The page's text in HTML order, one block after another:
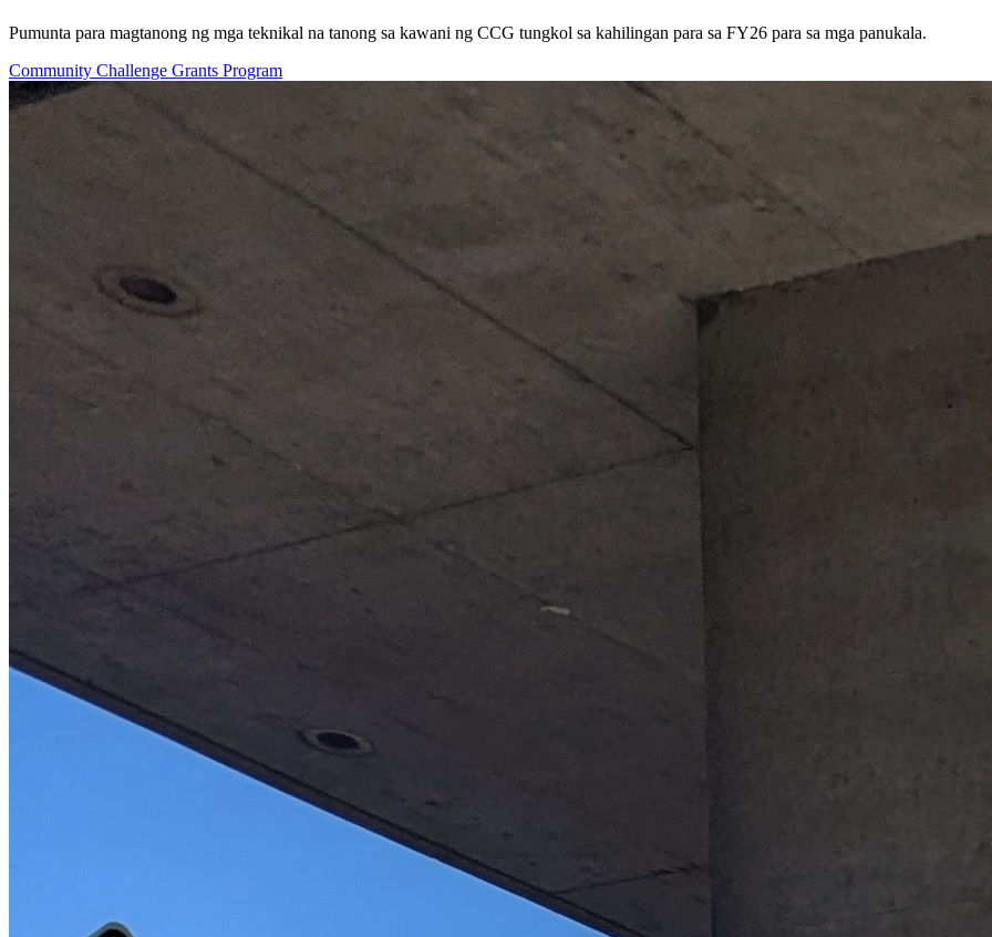
Pumunta para magtanong ng mga teknikal na tanong sa kawani ng CCG tungkol sa kahilingan para sa FY26 para sa mga panukala.
Community Challenge Grants Program